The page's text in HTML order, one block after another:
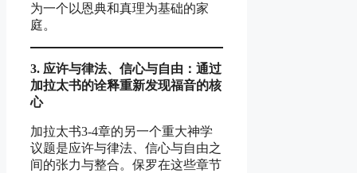
为一个以恩典和真理为基础的家
庭。
3. 应许与律法、信心与自由：通过
加拉太书的诠释重新发现福音的核
心
加拉太书3-4章的另一个重大神学
议题是应许与律法、信心与自由之
间的张力与整合。保罗在这些章节